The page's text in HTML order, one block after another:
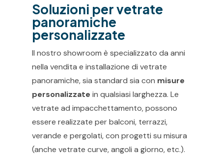
Soluzioni per vetrate
panoramiche
personalizzate
Il nostro showroom è specializzato da anni
nella vendita e installazione di vetrate
panoramiche, sia standard sia con misure
personalizzate in qualsiasi larghezza. Le
vetrate ad impacchettamento, possono
essere realizzate per balconi, terrazzi,
verande e pergolati, con progetti su misura
(anche vetrate curve, angoli a giorno, etc.).